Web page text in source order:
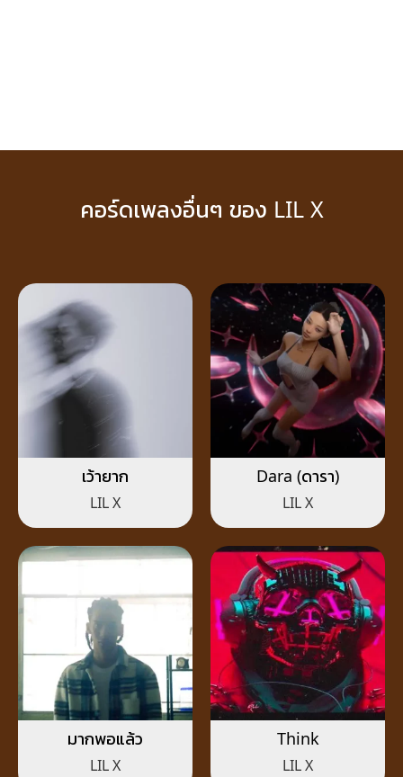
คอร์ดเพลงอื่นๆ ของ LIL X
เว้ายาก
LIL X
Dara (ดารา)
LIL X
มากพอแล้ว
LIL X
Think
LIL X